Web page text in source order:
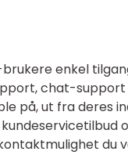
enkel
chat-
på, ut fra deres
du